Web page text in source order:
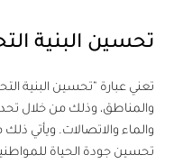
تحسين البنية
تعني عبارة “تحسين البنية التحتية”
والمناطق، وذلك من خلال تحديث
والماء والاتصالات. ويأتي ذلك مع
تحسين جودة الحياة للمواطنين،